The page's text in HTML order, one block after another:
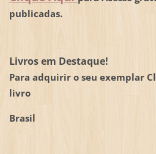
publicadas.
Livros em Destaque!
Para adquirir o seu exemplar
livro
Brasil